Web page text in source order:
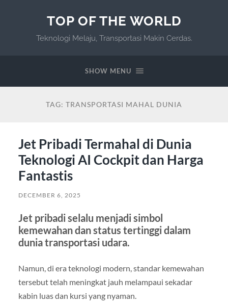
TOP OF THE WORLD
Teknologi Melaju, Transportasi Makin Cerdas.
SHOW MENU
TAG: TRANSPORTASI MAHAL DUNIA
Jet Pribadi Termahal di Dunia
Teknologi AI Cockpit dan Harga
Fantastis
DECEMBER 6, 2025
Jet pribadi selalu menjadi simbol
kemewahan dan status tertinggi dalam
dunia transportasi udara.
Namun, di era teknologi modern, standar kemewahan
tersebut telah meningkat jauh melampaui sekadar
kabin luas dan kursi yang nyaman.